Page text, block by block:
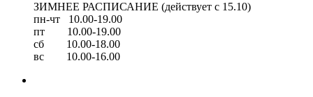
ЗИМНЕЕ РАСПИСАНИЕ (действует с 15.10)
пн-чт 10.00-19.00
пт 10.00-19.00
сб 10.00-18.00
вс 10.00-16.00